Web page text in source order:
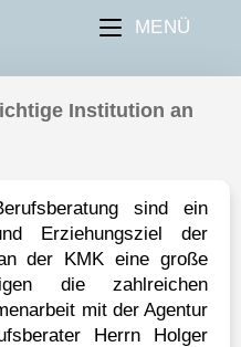
MENÜ
Institution an
sind ein
Erziehungsziel der
der KMK eine große
die zahlreichen
mit der Agentur
Herrn Holger